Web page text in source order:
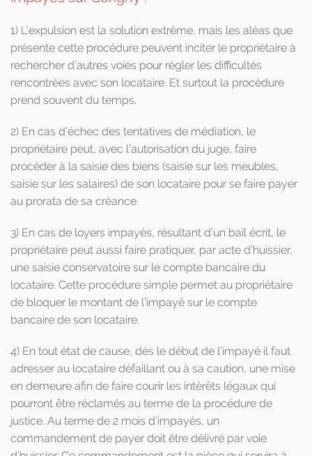
1) L’expulsion est la solution extrême, mais les aléas que
présente cette procédure peuvent inciter le propriétaire à
rechercher d’autres voies pour régler les difficultés
rencontrées avec son locataire. Et surtout la procédure
prend souvent du temps.
2) En cas d’échec des tentatives de médiation, le
propriétaire peut, avec l’autorisation du juge, faire
procéder à la saisie des biens (saisie sur les meubles,
saisie sur les salaires) de son locataire pour se faire payer
au prorata de sa créance.
3) En cas de loyers impayés, résultant d’un bail écrit, le
propriétaire peut aussi faire pratiquer, par acte d’huissier,
une saisie conservatoire sur le compte bancaire du
locataire. Cette procédure simple permet au propriétaire
de bloquer le montant de l’impayé sur le compte
bancaire de son locataire.
4) En tout état de cause, dès le début de l’impayé il faut
adresser au locataire défaillant ou à sa caution, une mise
en demeure afin de faire courir les intérêts légaux qui
pourront être réclamés au terme de la procédure de
justice. Au terme de 2 mois d’impayés, un
commandement de payer doit être délivré par voie